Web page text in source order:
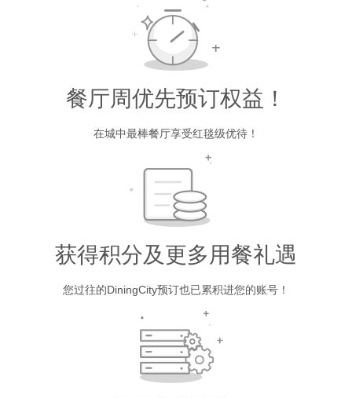
餐厅周优先预订权益！
在城中最棒餐厅享受红毯级优待！
获得积分及更多用餐礼遇
您过往的DiningCity预订也已累积进您的账号！